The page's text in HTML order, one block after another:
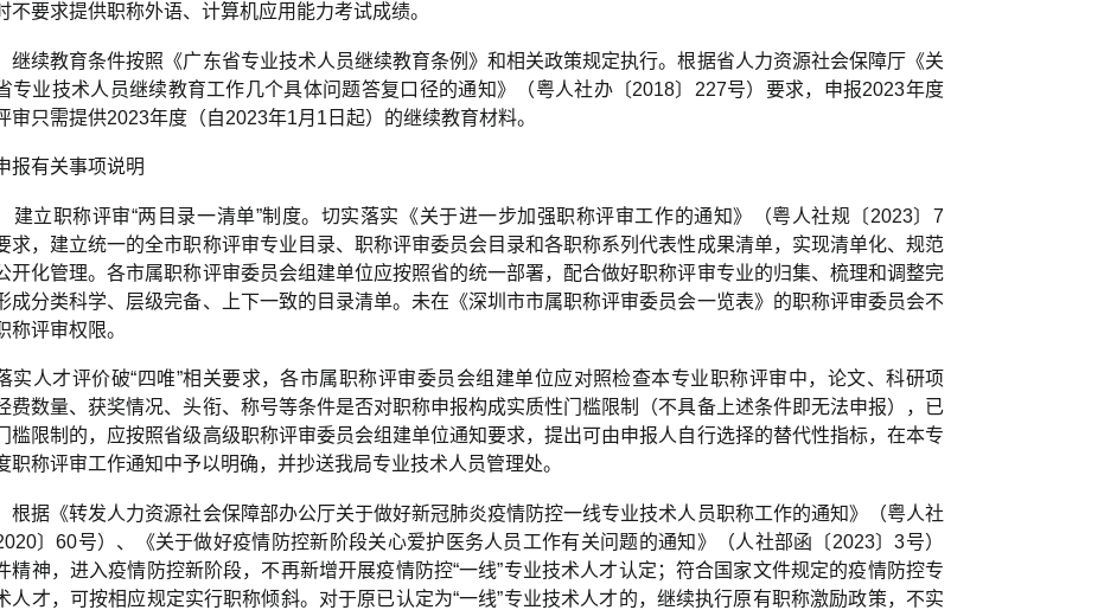
不要求提供职称外语、计算机应用能力考试成绩。
继续教育条件按照《广东省专业技术人员继续教育条例》和相关政策规定执行。根据省人力资源社会保障厅《关
专业技术人员继续教育工作几个具体问题答复口径的通知》（粤人社办〔2018〕227号）要求，申报2023年度
审只需提供2023年度（自2023年1月1日起）的继续教育材料。
报有关事项说明
建立职称评审“两目录一清单”制度。切实落实《关于进一步加强职称评审工作的通知》（粤人社规〔2023〕7
求，建立统一的全市职称评审专业目录、职称评审委员会目录和各职称系列代表性成果清单，实现清单化、规范
开化管理。各市属职称评审委员会组建单位应按照省的统一部署，配合做好职称评审专业的归集、梳理和调整完
成分类科学、层级完备、上下一致的目录清单。未在《深圳市市属职称评审委员会一览表》的职称评审委员会不
称评审权限。
实人才评价破“四唯”相关要求，各市属职称评审委员会组建单位应对照检查本专业职称评审中，论文、科研项
费数量、获奖情况、头衔、称号等条件是否对职称申报构成实质性门槛限制（不具备上述条件即无法申报），已
槛限制的，应按照省级高级职称评审委员会组建单位通知要求，提出可由申报人自行选择的替代性指标，在本专
职称评审工作通知中予以明确，并抄送我局专业技术人员管理处。
根据《转发人力资源社会保障部办公厅关于做好新冠肺炎疫情防控一线专业技术人员职称工作的通知》（粤人社
〕60号）、《关于做好疫情防控新阶段关心爱护医务人员工作有关问题的通知》（人社部函〔2023〕3号）
精神，进入疫情防控新阶段，不再新增开展疫情防控“一线”专业技术人才认定；符合国家文件规定的疫情防控专
人才，可按相应规定实行职称倾斜。对于原已认定为“一线”专业技术人才的，继续执行原有职称激励政策，不实